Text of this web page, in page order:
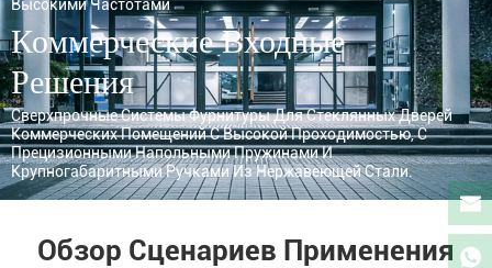
Высокими Частотами
Коммерческие Входные
Решения
Сверхпрочные Системы Фурнитуры Для Стеклянных Дверей
Коммерческих Помещений С Высокой Проходимостью, С
Прецизионными Напольными Пружинами И
Крупногабаритными Ручками Из Нержавеющей Стали.
Обзор Сценариев Применения